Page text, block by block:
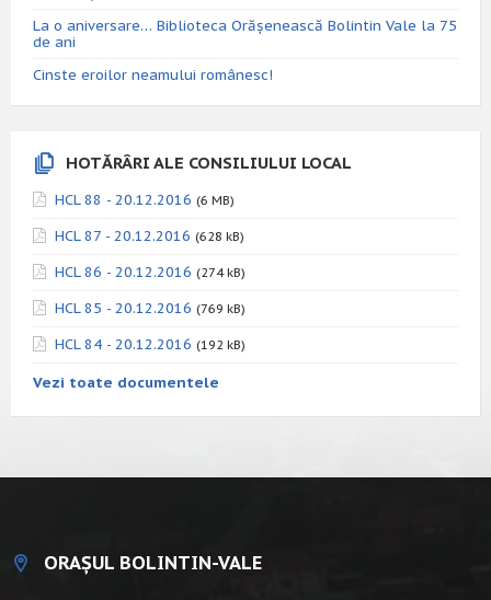
La o aniversare… Biblioteca Orăşenească Bolintin Vale la 75
de ani
Cinste eroilor neamului românesc!
HOTĂRÂRI ALE CONSILIULUI LOCAL
HCL 88 - 20.12.2016 (6 MB)
HCL 87 - 20.12.2016 (628 kB)
HCL 86 - 20.12.2016 (274 kB)
HCL 85 - 20.12.2016 (769 kB)
HCL 84 - 20.12.2016 (192 kB)
Vezi toate documentele
ORAȘUL BOLINTIN-VALE